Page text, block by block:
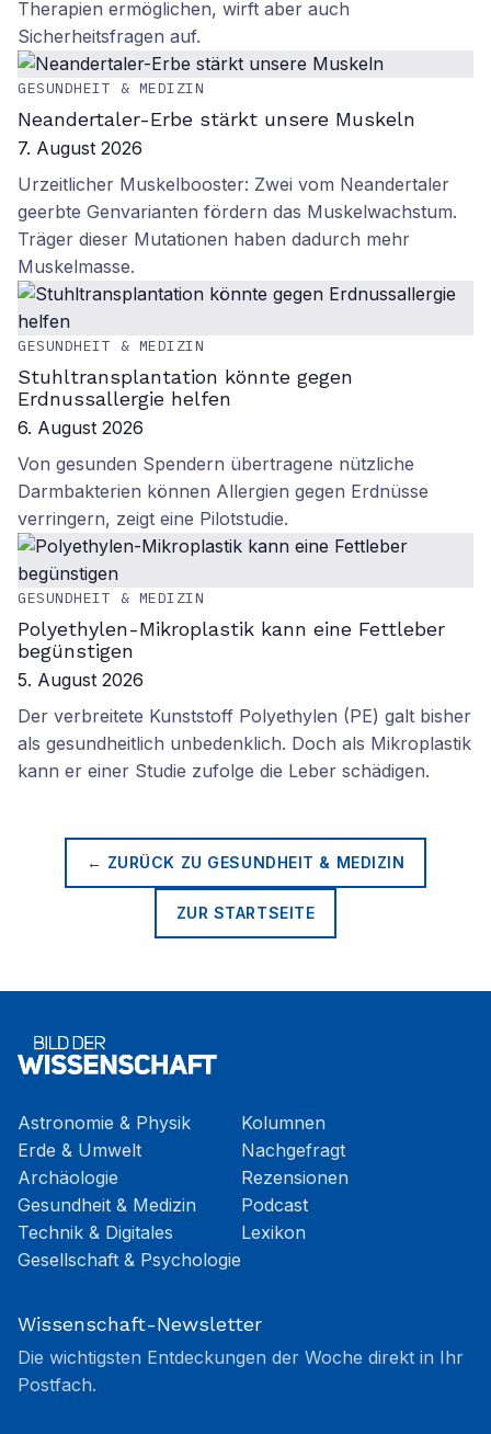
Therapien ermöglichen, wirft aber auch
Sicherheitsfragen auf.
GESUNDHEIT & MEDIZIN
Neandertaler-Erbe stärkt unsere Muskeln
7. August 2026
Urzeitlicher Muskelbooster: Zwei vom Neandertaler
geerbte Genvarianten fördern das Muskelwachstum.
Träger dieser Mutationen haben dadurch mehr
Muskelmasse.
GESUNDHEIT & MEDIZIN
Stuhltransplantation könnte gegen
Erdnussallergie helfen
6. August 2026
Von gesunden Spendern übertragene nützliche
Darmbakterien können Allergien gegen Erdnüsse
verringern, zeigt eine Pilotstudie.
GESUNDHEIT & MEDIZIN
Polyethylen-Mikroplastik kann eine Fettleber
begünstigen
5. August 2026
Der verbreitete Kunststoff Polyethylen (PE) galt bisher
als gesundheitlich unbedenklich. Doch als Mikroplastik
kann er einer Studie zufolge die Leber schädigen.
← ZURÜCK ZU GESUNDHEIT & MEDIZIN
ZUR STARTSEITE
Astronomie & Physik
Erde & Umwelt
Archäologie
Gesundheit & Medizin
Technik & Digitales
Gesellschaft & Psychologie
Kolumnen
Nachgefragt
Rezensionen
Podcast
Lexikon
Wissenschaft-Newsletter
Die wichtigsten Entdeckungen der Woche direkt in Ihr
Postfach.